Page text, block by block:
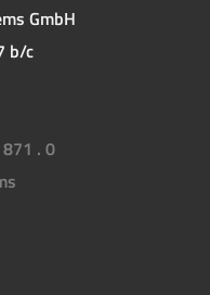
GmbH
b/c
. 0